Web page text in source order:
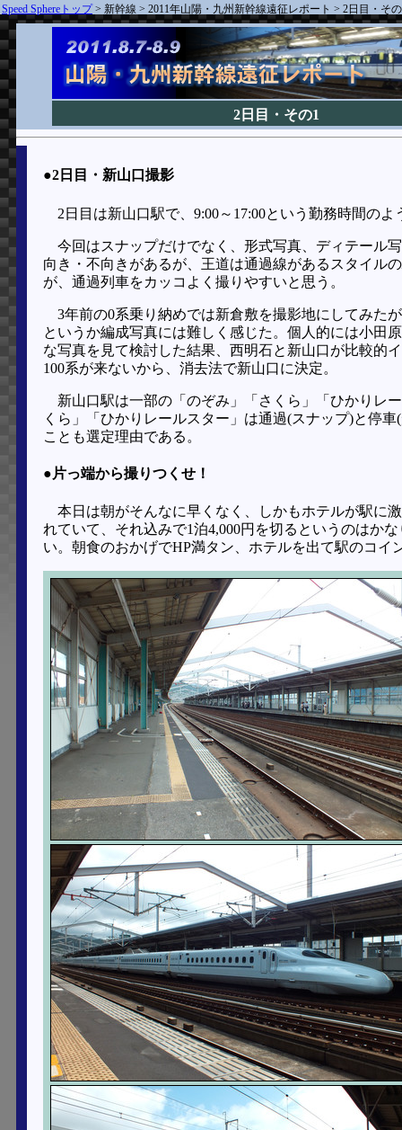
Speed Sphereトップ> 新幹線 > 2011年山陽・九州新幹線遠征レポート > 2日目・そ
2日目・その1
●2日目・新山口撮影
2日目は新山口駅で、9:00～17:00という勤務時間の
今回はスナップだけでなく、形式写真、ディテール
向き・不向きがあるが、王道は通過線があるスタイル
が、通過列車をカッコよく撮りやすいと思う。
3年前の0系乗り納めでは新倉敷を撮影地にしてみた
というか編成写真には難しく感じた。個人的には小田
な写真を見て検討した結果、西明石と新山口が比較的
100系が来ないから、消去法で新山口に決定。
新山口駅は一部の「のぞみ」「さくら」「ひかりレ
くら」「ひかりレールスター」は通過(スナップ)と停
ことも選定理由である。
●片っ端から撮りつくせ！
本日は朝がそんなに早くなく、しかもホテルが駅に
れていて、それ込みで1泊4,000円を切るというのはか
い。朝食のおかげでHP満タン、ホテルを出て駅のコイ